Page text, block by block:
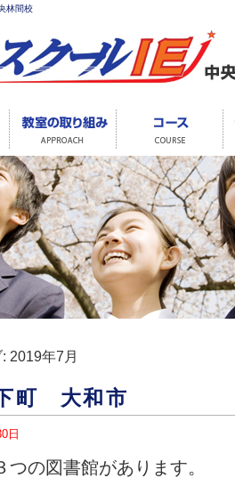
林間校
2019年7月
町 大和市
日
つの図書館があります。